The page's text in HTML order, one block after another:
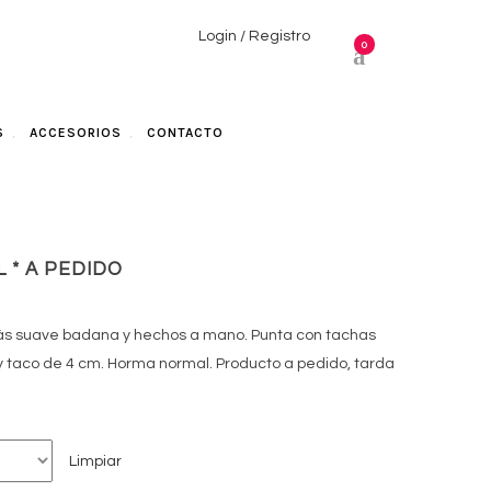
Login / Registro
0
ACCESORIOS CONTACTO
* A PEDIDO
suave badana y hechos a mano. Punta con tachas
de 4 cm. Horma normal. Producto a pedido, tarda
Limpiar